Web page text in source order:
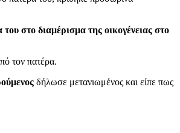
στο διαμέρισμα της οικογένειας στο
τον πατέρα.
δήλωσε μετανιωμένος και είπε πως